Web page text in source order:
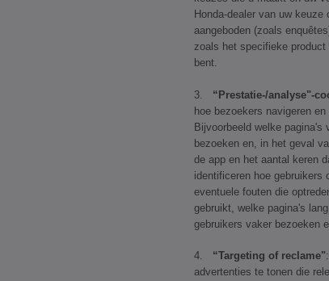
Honda-dealer van uw
aangeboden (zoals
zoals het specifieke
bent.
3. “Prestatie-/analyse"-
hoe bezoekers navigeren
Bijvoorbeeld welke
bezoeken en, in het geval
de app en het aantal keren
identificeren hoe gebruikers
eventuele fouten die
gebruikt, welke pagina's
gebruikers vaker bezoeken
4. “Targeting of reclame"
advertenties te tonen die